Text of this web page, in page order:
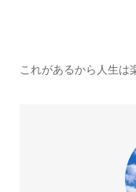
これがあるから人生は